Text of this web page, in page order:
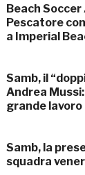
Beach Soccer
Pescatore
a Imperial
Samb, il
Andrea Mussi:
grande
Samb, la
squadra